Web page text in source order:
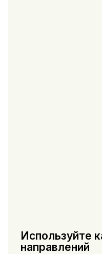
Используйте
направлений